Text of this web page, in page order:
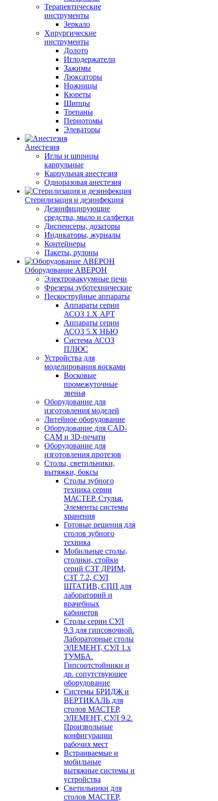
Терапевтические
инструменты
Зеркало
Хирургические
инструменты
Долото
Иглодержатели
Зажимы
Люксаторы
Ножницы
Кюреты
Шипцы
Трепаны
Периотомы
Элеваторы
Анестезия
Иглы и шприцы
карпульные
Карпульная анестезия
Одноразовая анестезия
Стерилизация и дезинфекция
Дезинфицирующие
средства, мыло и салфетки
Диспенсеры, дозаторы
Индикаторы, журналы
Контейнеры
Пакеты, рулоны
Оборудование АВЕРОН
Электровакуумные печи
Фрезеры зуботехнические
Пескоструйные аппараты
Аппараты серии
АСОЗ 1.Х АРТ
Аппараты серии
АСОЗ 5.Х НЬЮ
Система АСОЗ
ПЛЮС
Устройства для
моделирования восками
Восковые
промежуточные
звенья
Оборудование для
изготовления моделей
Литейное оборудование
Оборудование для CAD-
CAM и 3D-печати
Оборудование для
изготовления протезов
Cтолы, светильники,
вытяжки, боксы
Столы зубного
техника серии
МАСТЕР. Стулья.
Элементы системы
хранения
Готовые решения для
столов зубного
техника
Мобильные столы,
столики, стойки
серий СЗТ ДРИМ,
СЗТ 7.2, СУЛ
ШТАТИВ, СПП для
лабораторий и
врачебных
кабинетов
Столы серии СУЛ
9.3 для гипсовочной.
Лабораторные столы
ЭЛЕМЕНТ, СУЛ 1.х
ТУМБА.
Гипсоотстойники и
др. сопутствующее
оборудование
Системы БРИДЖ и
ВЕРТИКАЛЬ для
столов МАСТЕР,
ЭЛЕМЕНТ, СУЛ 9.2.
Произвольные
конфигурации
рабочих мест
Встраиваемые и
мобильные
вытяжные системы и
устройства
Светильники для
столов МАСТЕР,